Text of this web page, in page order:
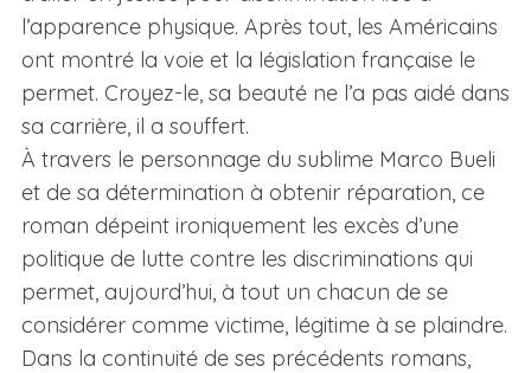
l’apparence physique. Après tout, les Américains
ont montré la voie et la législation française le
permet. Croyez-le, sa beauté ne l’a pas aidé dans
sa carrière, il a souffert.
À travers le personnage du sublime Marco Bueli
et de sa détermination à obtenir réparation, ce
roman dépeint ironiquement les excès d’une
politique de lutte contre les discriminations qui
permet, aujourd’hui, à tout un chacun de se
considérer comme victime, légitime à se plaindre.
Dans la continuité de ses précédents romans,